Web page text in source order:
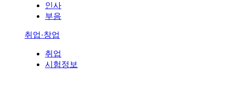
인사
부음
취업·창업
취업
시험정보